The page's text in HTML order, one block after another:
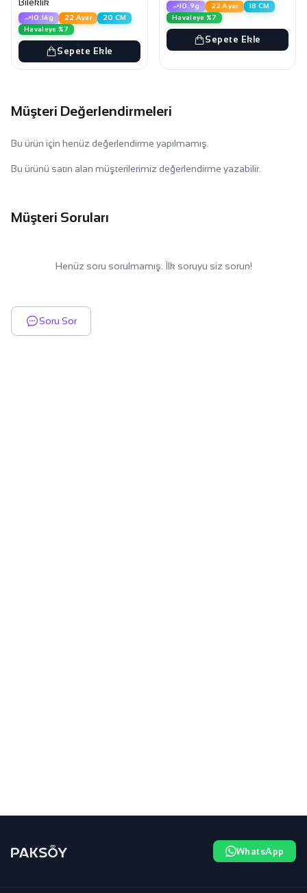
10.14g 22 Ayar
20 CM
Havaleye %7
Sepete Ekle
10.9g 22 Ayar
18 CM
Havaleye %7
Sepete Ekle
Müşteri Değerlendirmeleri
Bu ürün için henüz değerlendirme yapılmamış.
Bu ürünü satın alan müşterilerimiz değerlendirme yazabilir.
Müşteri Soruları
Henüz soru sorulmamış. İlk soruyu siz sorun!
Soru Sor
WhatsApp